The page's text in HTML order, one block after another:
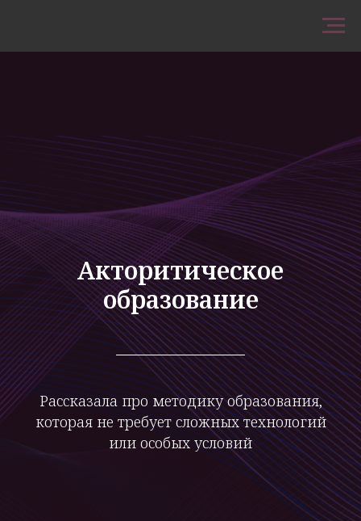
Акторитическое
образование
Рассказала про методику образования,
которая не требует сложных технологий
или особых условий